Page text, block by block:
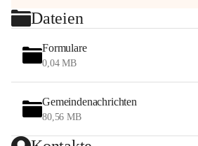
Dateien
Formulare
0,04 MB
Gemeindenachrichten
80,56 MB